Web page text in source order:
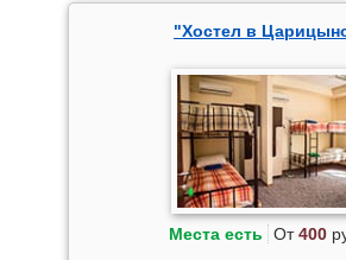
"Хостел в
Места есть От400